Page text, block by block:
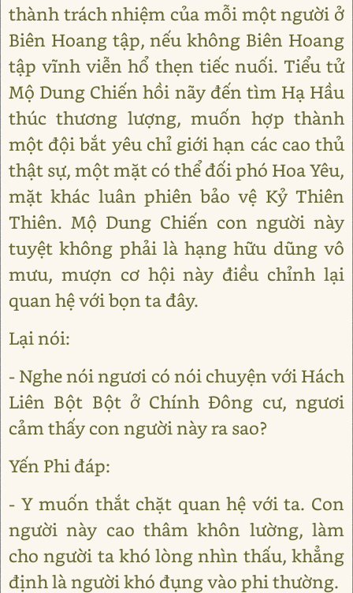
thành trách nhiệm của mỗi một người ở
Biên Hoang tập, nếu không Biên Hoang
tập vĩnh viễn hổ thẹn tiếc nuối. Tiểu tử
Mộ Dung Chiến hồi nãy đến tìm Hạ Hầu
thúc thương lượng, muốn hợp thành
một đội bắt yêu chỉ giới hạn các cao thủ
thật sự, một mặt có thể đối phó Hoa Yêu,
mặt khác luân phiên bảo vệ Kỷ Thiên
Thiên. Mộ Dung Chiến con người này
tuyệt không phải là hạng hữu dũng vô
mưu, mượn cơ hội này điều chỉnh lại
quan hệ với bọn ta đây.
Lại nói:
- Nghe nói ngươi có nói chuyện với Hách
Liên Bột Bột ở Chính Đông cư, ngươi
cảm thấy con người này ra sao?
Yến Phi đáp:
- Y muốn thắt chặt quan hệ với ta. Con
người này cao thâm khôn lường, làm
cho người ta khó lòng nhìn thấu, khẳng
định là người khó đụng vào phi thường.